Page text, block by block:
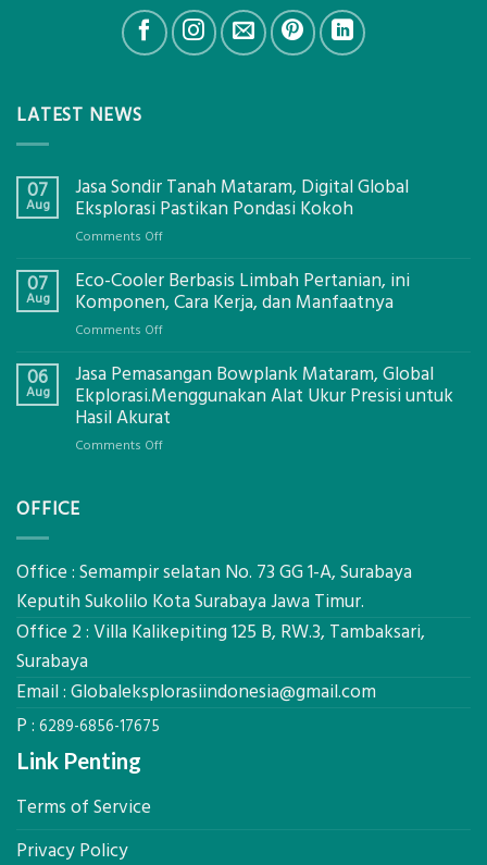
LATEST NEWS
07
Aug
Jasa Sondir Tanah Mataram, Digital Global
Eksplorasi Pastikan Pondasi Kokoh
Comments Offon
Sondir
Tanah
Eksplorasi
Pastikan
Pondasi
Kokoh
07
Aug
Eco-Cooler Berbasis Limbah Pertanian, ini
Komponen, Cara Kerja, dan Manfaatnya
Comments Offon
Cooler
Berbasis
Limbah
06
Aug
Jasa Pemasangan Bowplank Mataram, Global
Ekplorasi.Menggunakan Alat Ukur Presisi untuk
Hasil Akurat
Comments Offon
Ekplorasi.Menggunakan
Ukur
Presisi
Akurat
OFFICE
Office : Semampir selatan No. 73 GG 1-A, Surabaya
Keputih Sukolilo Kota Surabaya Jawa Timur.
Office 2 : Villa Kalikepiting 125 B, RW.3, Tambaksari,
Surabaya
Email : Globaleksplorasiindonesia@gmail.com
P : 6289-6856-17675
Link Penting
Terms of Service
Privacy Policy